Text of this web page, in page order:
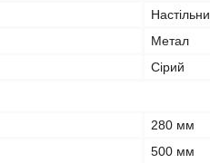
Метал
Сірий
280 мм
500 мм